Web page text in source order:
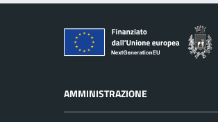
AMMINISTRAZIONE